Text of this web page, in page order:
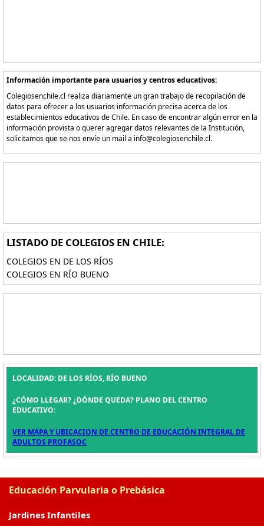
Información importante para usuarios y centros educativos:
Colegiosenchile.cl realiza diariamente un gran trabajo de recopilación de
datos para ofrecer a los usuarios información precisa acerca de los
establecimientos educativos de Chile. En caso de encontrar algún error en la
información provista o querer agregar datos relevantes de la Institución,
solicitamos que se nos envíe un mail a info@colegiosenchile.cl.
LISTADO DE COLEGIOS EN CHILE:
COLEGIOS EN DE LOS RÍOS
COLEGIOS EN RÍO BUENO
LOCALIDAD: DE LOS RÍOS, RÍO BUENO
¿CÓMO LLEGAR? ¿DÓNDE QUEDA? PLANO DEL CENTRO
EDUCATIVO:
VER MAPA Y UBICACION DE CENTRO DE EDUCACIÓN INTEGRAL DE
ADULTOS PROFASOC
Educación Parvularia o Prebásica
Jardines Infantiles